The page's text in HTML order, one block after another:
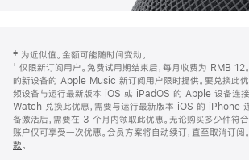
页
页
脚
注
‡ 为近似值。金额可能随时间变动。
⁺ 仅限新订阅用户。免费试用期结束后，每月收费为 RMB 12
的新设备的 Apple Music 新订阅用户限时提供。要兑换此优
频设备与运行最新版本 iOS 或 iPadOS 的 Apple 设备连
Watch 兑换此优惠，需要与运行最新版本 iOS 的 iPhone
备激活后，需要在 3 个月内领取此优惠。无论购买多少件符
账户仅可享受一次优惠。会员方案将自动续订，直至取消订阅
款。